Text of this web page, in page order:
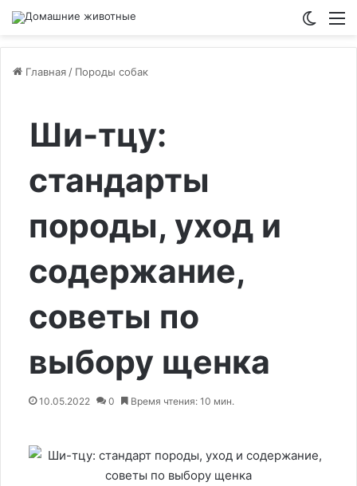
Главная / Породы собак
Ши-тцу:
стандарты
породы, уход и
содержание,
советы по
выбору щенка
10.05.2022 0 Время чтения: 10 мин.